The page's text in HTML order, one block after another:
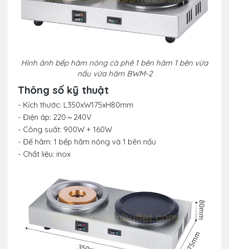
Hình ảnh bếp hâm nóng cà phê 1 bên hâm 1 bên vừa
nấu vừa hâm BWM-2
Thông số kỹ thuật
- Kích thước: L350xW175xH80mm
- Điện áp: 220～240V
- Công suất: 900W + 160W
- Đế hâm: 1 bếp hâm nóng và 1 bên nấu
- Chất liệu: inox